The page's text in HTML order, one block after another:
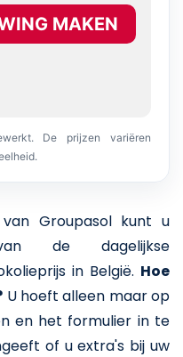
MAKEN
De prijzen variëren
Groupasol kunt u
de dagelijkse
in België. Hoe
U hoeft alleen maar op
en het formulier in te
of u extra's bij uw